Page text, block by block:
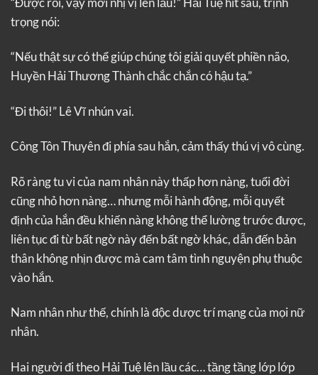
trọng nói:
“Nếu thật sự có thể giúp chúng tôi giải quyết phiền não,
Huyền Hải Thương Thành chắc chắn có hậu tạ.”
“Đi thôi!” Lê Vĩ nhún vai.
Công Tôn Thuyên đi phía sau hắn, cảm thấy thú vị vô cùng.
Rõ ràng tu vi của nam nhân này thấp hơn nàng, tuổi đời
cũng nhỏ hơn nàng… nhưng mỗi hành động, mỗi quyết
định của hắn đều khiến nàng không thể lường trước được,
liên tục đi từ bất ngờ này đến bất ngờ khác, dẫn đến bản
thân không nhịn được mà cam tâm tình nguyện phụ thuộc
vào hắn.
Nam nhân như thế, chính là độc dược trí mạng của mọi nữ
nhân.
Hai người đi theo Hải Tuệ lên lầu các… tầng tầng lớp lớp